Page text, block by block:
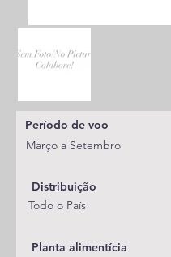
Período de voo
Março a Setembro
Distribuição
Todo o País
Planta alimentícia